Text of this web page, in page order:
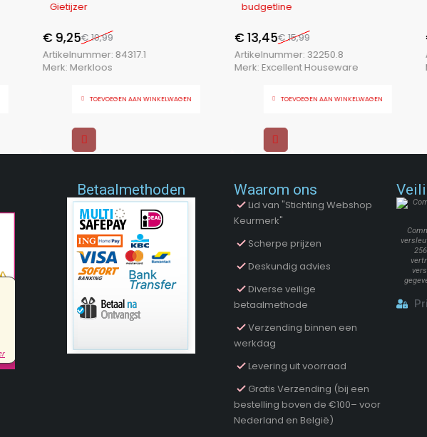
Gietijzer
€10,99
€9,25
Artikelnummer: 84317.1
Merk: Merkloos
TOEVOEGEN AAN WINKELWAGEN
budgetline
€15,99
€13,45
Artikelnummer: 32250.8
Merk: Excellent Houseware
TOEVOEGEN AAN WINKELWAGEN
Betaalmethoden Waarom ons
Lid van "Stichting Webshop
Keurmerk"
Scherpe prijzen
Deskundig advies
Diverse veilige
betaalmethode
Verzending binnen een
werkdag
Levering uit voorraad
Gratis Verzending (bij een
bestelling boven de €100– voor
Nederland en België)